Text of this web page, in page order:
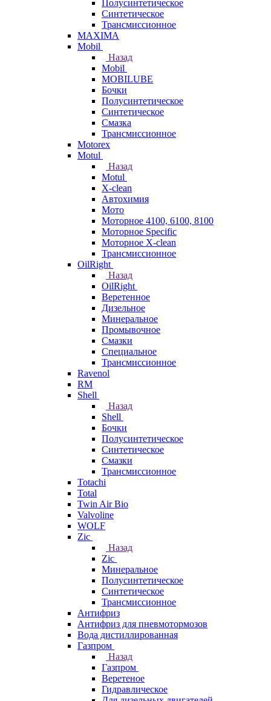
Полусинтетическое
Синтетическое
Трансмиссионное
MAXIMA
Mobil
Назад
Mobil
MOBILUBE
Бочки
Полусинтетическое
Синтетическое
Смазка
Трансмиссионное
Motorex
Motul
Назад
Motul
X-clean
Автохимия
Мото
Моторное 4100, 6100, 8100
Моторное Specific
Моторное X-clean
Трансмиссионное
OilRight
Назад
OilRight
Веретенное
Дизельное
Минеральное
Промывочное
Смазки
Специальное
Трансмиссионное
Ravenol
RM
Shell
Назад
Shell
Бочки
Полусинтетическое
Синтетическое
Смазки
Трансмиссионное
Totachi
Total
Twin Air Bio
Valvoline
WOLF
Zic
Назад
Zic
Минеральное
Полусинтетическое
Синтетическое
Трансмиссионное
Антифриз
Антифриз для пневмотормозов
Вода дистиллированная
Газпром
Назад
Газпром
Веретеное
Гидравлическое